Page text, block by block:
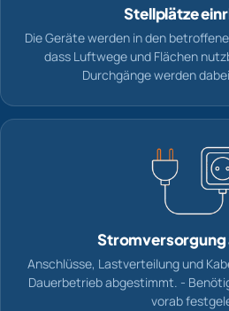
Stellplätze
Die Geräte werden in den
dass Luftwege und Flächen
Durchgänge werden
Stromversorgung
Anschlüsse, Lastverteilung und
Dauerbetrieb abgestimmt. -
vorab